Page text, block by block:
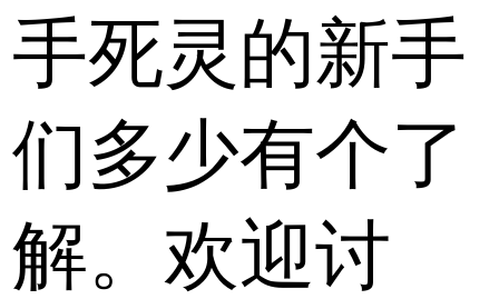
手死灵的新手
们多少有个了
解。欢迎讨